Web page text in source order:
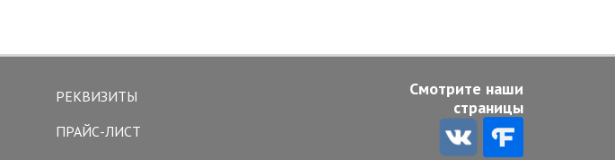
РЕКВИЗИТЫ
ПРАЙС-ЛИСТ
Смотрите наши
страницы